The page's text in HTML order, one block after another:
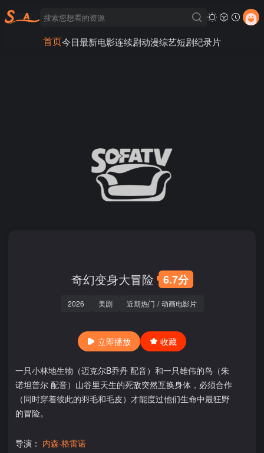
首页今日最新电影连续剧动漫综艺短剧纪录片
奇幻变身大冒险 6.7分
2026 美剧 近期热门 / 动画电影片
立即播放 收藏
一只小林地生物（迈克尔B乔丹 配音）和一只雄伟的鸟（朱
诺坦普尔 配音）山谷里天生的死敌突然互换身体，必须合作
（同时穿着彼此的羽毛和毛皮）才能度过他们生命中最狂野
的冒险。
导演： 内森·格雷诺